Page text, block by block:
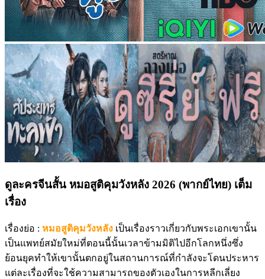
ดูละครจีนสั้น หมอสูติคุมวังหลัง 2026 (พากย์ไทย) เต็ม
เรื่อง
เรื่องย่อ : หมอสูติคุมวังหลัง เป็นเรื่องราวเกี่ยวกับพระเอกเขานั้น
เป็นแพทย์สมัยใหม่ที่ตอนนี้นั้นเวลาข้ามมิติไปอีกโลกหนึ่งซึ่ง
ย้อนยุคทำให้เขานั้นตกอยู่ในสถานการณ์ที่กำลังจะโดนประหาร
แต่ละเรื่องที่จะใช้ความสามารถของตัวเองในการหลีกเลี่ยง